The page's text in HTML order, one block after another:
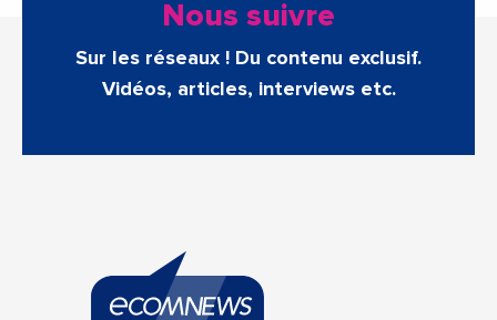
Nous suivre
Sur les réseaux ! Du contenu exclusif.
Vidéos, articles, interviews etc.